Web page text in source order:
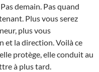
demain. Pas quand
Plus vous serez
plus vous
et la direction. Voilà ce
protège, elle conduit au
à plus tard.